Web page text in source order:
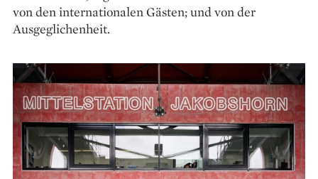
von den inter­nationalen Gästen; und von der
Ausgeglichenheit.